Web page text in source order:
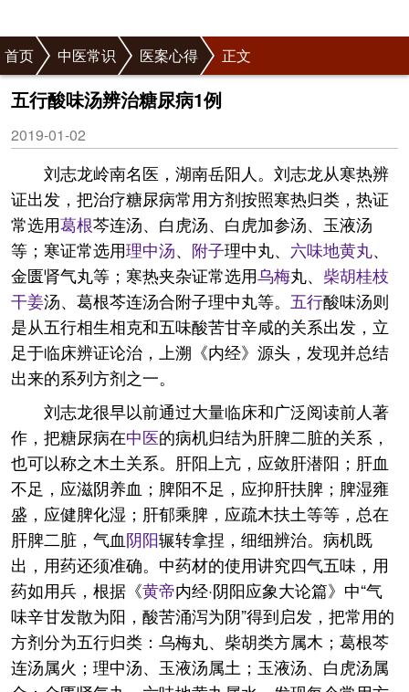
首页 中医常识 医案心得 正文
五行酸味汤辨治糖尿病1例
2019-01-02
刘志龙岭南名医，湖南岳阳人。刘志龙从寒热辨
证出发，把治疗糖尿病常用方剂按照寒热归类，热证
常选用葛根芩连汤、白虎汤、白虎加参汤、玉液汤
等；寒证常选用理中汤、 附子理中丸、 六味地黄丸、
金匮肾气丸等；寒热夹杂证常选用乌梅丸、 柴胡桂枝
干姜汤、葛根芩连汤合附子理中丸等。 五行酸味汤则
是从五行相生相克和五味酸苦甘辛咸的关系出发，立
足于临床辨证论治，上溯《内经》源头，发现并总结
出来的系列方剂之一。
刘志龙很早以前通过大量临床和广泛阅读前人著
作，把糖尿病在中医的病机归结为肝脾二脏的关系，
也可以称之木土关系。肝阳上亢，应敛肝潜阳；肝血
不足，应滋阴养血；脾阳不足，应抑肝扶脾；脾湿雍
盛，应健脾化湿；肝郁乘脾，应疏木扶土等等，总在
肝脾二脏，气血阴阳辗转拿捏，细细辨治。病机既
出，用药还须准确。中药材的使用讲究四气五味，用
药如用兵，根据《黄帝内经·阴阳应象大论篇》中“气
味辛甘发散为阳，酸苦涌泻为阴”得到启发，把常用的
方剂分为五行归类：乌梅丸、柴胡类方属木；葛根芩
连汤属火；理中汤、玉液汤属土；玉液汤、白虎汤属